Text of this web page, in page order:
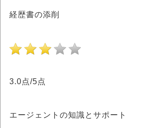
経歴書の添削
3.0点/5点
エージェントの知識とサポート